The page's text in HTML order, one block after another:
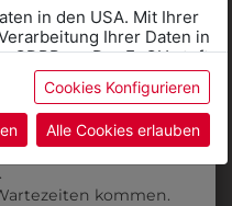
SCHLUPFKASACK V
€ 47,90
in den USA. Mit Ihrer
Ihrer Daten in
GDPR zu. Der EuGH stuft
Datenschutz ein,
US-Behörden Daten
überwachen.
Cookies Konfigurieren
Alle Cookies erlauben
in der
Schule auswählen.
Termin buchen
kommen.